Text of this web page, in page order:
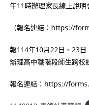
午11時辦理家長線上說明
（報名連結：https://
報114年10月22日、23日
辦理高中職階段師生跨校
報名連結：https://